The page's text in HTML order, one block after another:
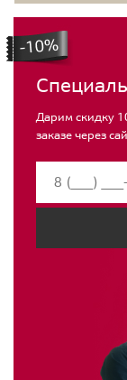
Дарим скидку
заказе через